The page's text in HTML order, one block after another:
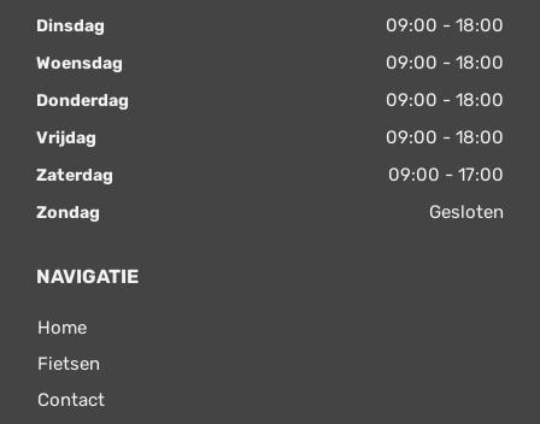
Dinsdag 09:00 - 18:00
Woensdag 09:00 - 18:00
Donderdag 09:00 - 18:00
Vrijdag 09:00 - 18:00
Zaterdag 09:00 - 17:00
Zondag Gesloten
NAVIGATIE
Home
Fietsen
Contact